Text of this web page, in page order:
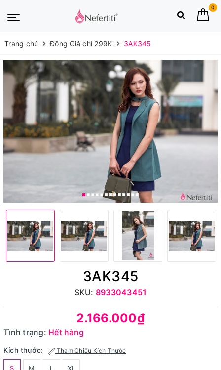
0
Trang chủ Đồng Giá chỉ 299K 3AK345
3AK345
SKU: 8933043451
2.166.000₫
Tình trạng: Hết hàng
Kích thước: Tham Chiếu Kích Thước
S M L XL